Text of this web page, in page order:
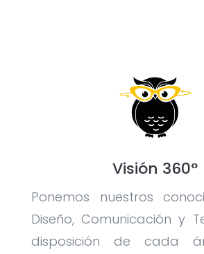
Visión 360°
Ponemos nuestros
Diseño, Comunicación y
disposición de cada